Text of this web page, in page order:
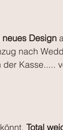
neues Design
nach
Kasse.....
Total